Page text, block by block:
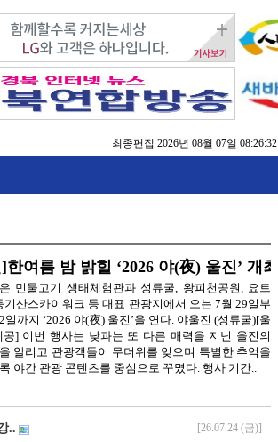
최종편집 2026년 08월 07일 08:26:32
한여름 밤 밝힐 ‘2026 야(夜) 울진’ 개최
민물고기 생태체험관과 성류굴, 왕피천공원, 요트
기산스카이워크 등 대표 관광지에서 오는 7월 29일부
일까지 ‘2026 야(夜) 울진’을 연다. 야울진 (성류굴)[울
공] 이번 행사는 낮과는 또 다른 매력을 지닌 울진의
알리고 관광객들이 무더위를 잊으며 특별한 추억을
야간 관광 콘텐츠를 중심으로 꾸몄다. 행사 기간..
.. [26.07.24 (금)]